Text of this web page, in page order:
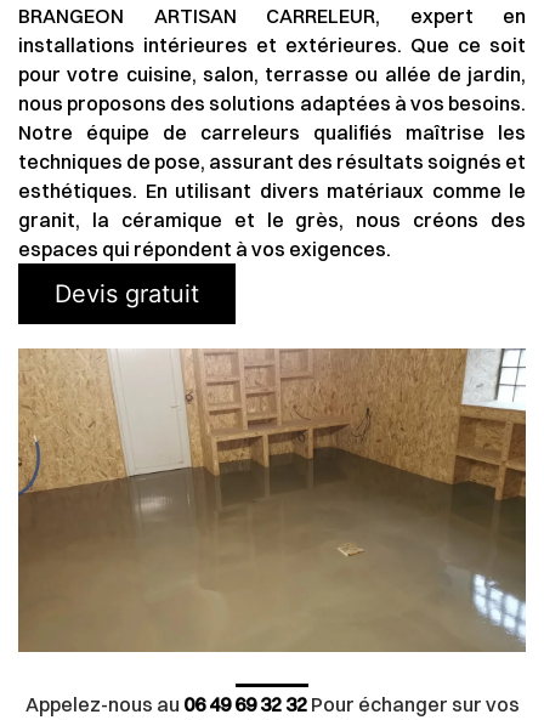
BRANGEON ARTISAN CARRELEUR, expert en
installations intérieures et extérieures. Que ce soit
pour votre cuisine, salon, terrasse ou allée de jardin,
nous proposons des solutions adaptées à vos besoins.
Notre équipe de carreleurs qualifiés maîtrise les
techniques de pose, assurant des résultats soignés et
esthétiques. En utilisant divers matériaux comme le
granit, la céramique et le grès, nous créons des
espaces qui répondent à vos exigences.
Devis gratuit
Appelez-nous au 06 49 69 32 32Pour échanger sur vos